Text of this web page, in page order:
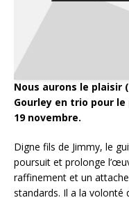
Nous aurons le plaisir
Gourley en trio pour
19 novembre.
Digne fils de Jimmy, le
poursuit et prolonge
raffinement et un
standards. Il a la volonté